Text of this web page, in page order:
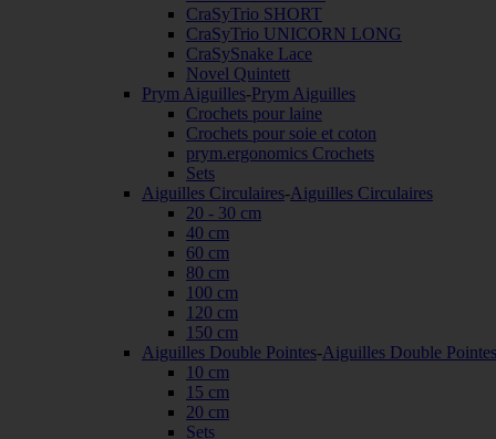
CraSyTrio SHORT
CraSyTrio UNICORN LONG
CraSySnake Lace
Novel Quintett
Prym Aiguilles-Prym Aiguilles
Crochets pour laine
Crochets pour soie et coton
prym.ergonomics Crochets
Sets
Aiguilles Circulaires-Aiguilles Circulaires
20 - 30 cm
40 cm
60 cm
80 cm
100 cm
120 cm
150 cm
Aiguilles Double Pointes-Aiguilles Double Pointes
10 cm
15 cm
20 cm
Sets